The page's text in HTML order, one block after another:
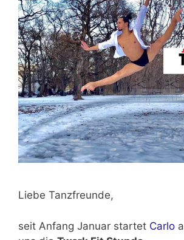
Liebe Tanzfreunde,
seit Anfang Januar startet Carlo